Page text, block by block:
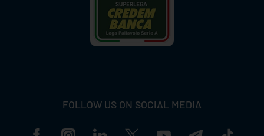
FOLLOW US ON SOCIAL MEDIA